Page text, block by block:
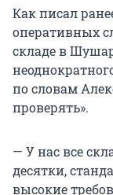
Как писал
оперативных
складе в
по словам
проверять».
— У нас все
десятки,
высокие